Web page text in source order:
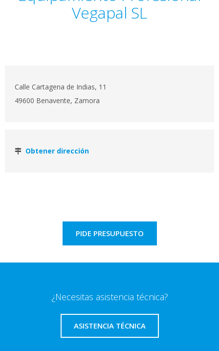
Vegapal SL
Calle Cartagena de Indias, 11
49600 Benavente, Zamora
Obtener dirección
PIDE PRESUPUESTO
¿Necesitas asistencia técnica?
ASISTENCIA TÉCNICA